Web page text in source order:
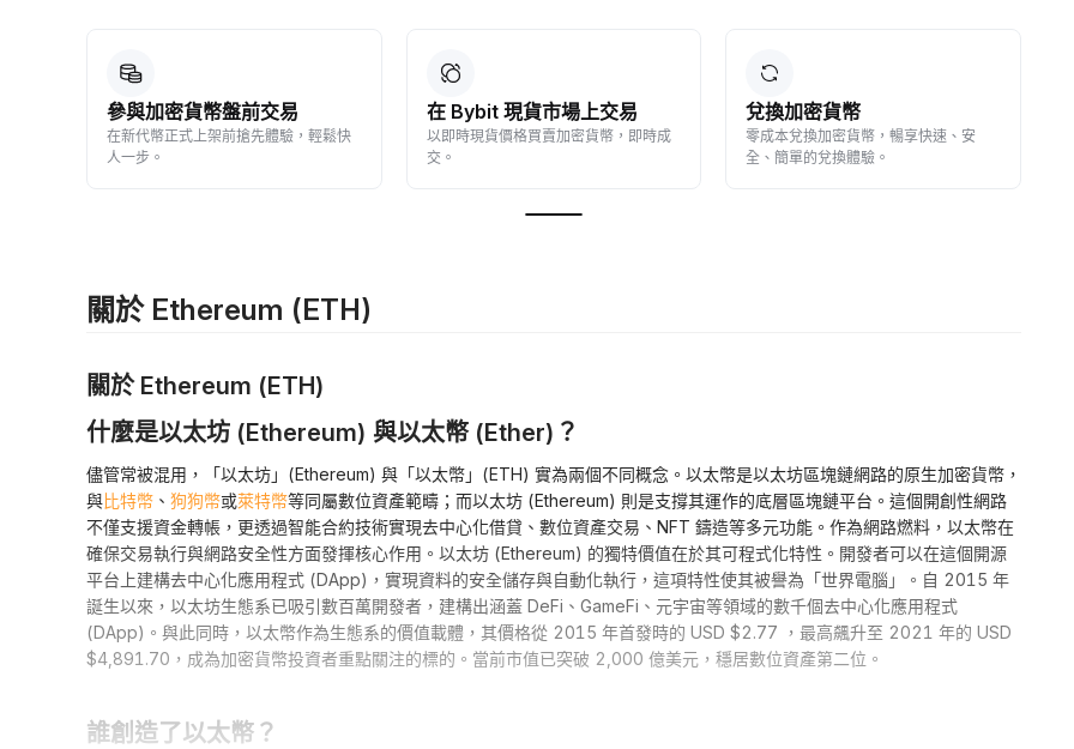
參與加密貨幣盤前交易
在新代幣正式上架前搶先體驗，輕鬆快
人一步。
在 Bybit 現貨市場上交易
以即時現貨價格買賣加密貨幣，即時成
交。
兌換加密貨幣
零成本兌換加密貨幣，暢享快速、安
全、簡單的兌換體驗。
關於 Ethereum (ETH)
關於 Ethereum (ETH)
什麼是以太坊 (Ethereum) 與以太幣 (Ether)？
儘管常被混用，「以太坊」(Ethereum) 與「以太幣」(ETH) 實為兩個不同概念。以太幣是以太坊區塊鏈網路的原生加密貨幣，
與比特幣 、 狗狗幣或萊特幣等同屬數位資產範疇；而以太坊 (Ethereum) 則是支撐其運作的底層區塊鏈平台。這個開創性網路
不僅支援資金轉帳，更透過智能合約技術實現去中心化借貸、數位資產交易、NFT 鑄造等多元功能。作為網路燃料，以太幣在
確保交易執行與網路安全性方面發揮核心作用。以太坊 (Ethereum) 的獨特價值在於其可程式化特性。開發者可以在這個開源
平台上建構去中心化應用程式 (DApp)，實現資料的安全儲存與自動化執行，這項特性使其被譽為「世界電腦」。自 2015 年
誕生以來，以太坊生態系已吸引數百萬開發者，建構出涵蓋 DeFi、GameFi、元宇宙等領域的數千個去中心化應用程式
(DApp)。與此同時，以太幣作為生態系的價值載體，其價格從 2015 年首發時的 USD $2.77 ，最高飆升至 2021 年的 USD
$4,891.70，成為加密貨幣投資者重點關注的標的。當前市值已突破 2,000 億美元，穩居數位資產第二位。
誰創造了以太幣？